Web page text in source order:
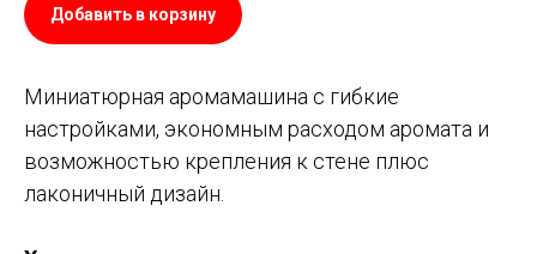
Добавить в корзину
Миниатюрная аромамашина с гибкие
настройками, экономным расходом аромата и
возможностью крепления к стене плюс
лаконичный дизайн.